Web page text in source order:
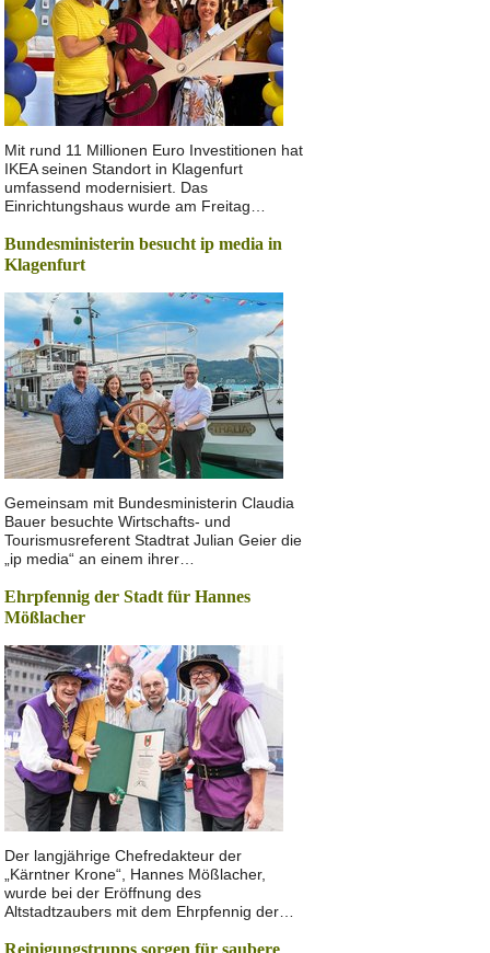
Mit rund 11 Millionen Euro Investitionen hat
IKEA seinen Standort in Klagenfurt
umfassend modernisiert. Das
Einrichtungshaus wurde am Freitag…
Bundesministerin besucht ip media in
Klagenfurt
Gemeinsam mit Bundesministerin Claudia
Bauer besuchte Wirtschafts- und
Tourismusreferent Stadtrat Julian Geier die
„ip media“ an einem ihrer…
Ehrpfennig der Stadt für Hannes
Mößlacher
Der langjährige Chefredakteur der
„Kärntner Krone“, Hannes Mößlacher,
wurde bei der Eröffnung des
Altstadtzaubers mit dem Ehrpfennig der…
Reinigungstrupps sorgen für saubere